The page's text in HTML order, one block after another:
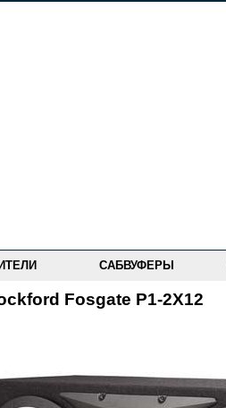
САБВУФЕРЫ
Fosgate P1-2X12